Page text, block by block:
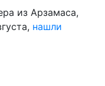
из Арзамаса,
нашли